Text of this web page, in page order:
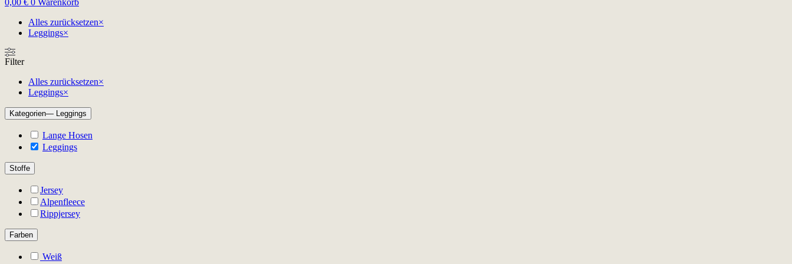
0,00 € 0 Warenkorb
Alles zurücksetzen×
Leggings×
Filter
Alles zurücksetzen×
Leggings×
Kategorien— Leggings
Lange Hosen
Leggings
Stoffe
Jersey
Alpenfleece
Rippjersey
Farben
Weiß